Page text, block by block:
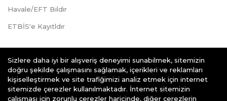
Havale/EFT Bildir
ETBİS'e Kayıtldır
teknoklik.com © 2026 - Her Hakkı Saklıdır.
Sizlere daha iyi bir alışveriş deneyimi sunabilmek, sitemizin
doğru şekilde çalışmasını sağlamak, içerikleri ve reklamları
kişiselleştirmek ve site trafiğimizi analiz etmek için internet
sitemizde çerezler kullanılmaktadır. İnternet sitemizin
çalışması için zorunlu çerezler haricinde, diğer çerezlerin